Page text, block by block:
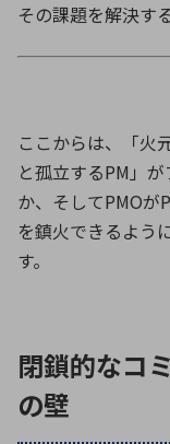
その課題を解決す
ここからは、「火
と孤立するPM」
か、そしてPMOが
を鎮火できるよう
す。
閉鎖的なコ
の壁